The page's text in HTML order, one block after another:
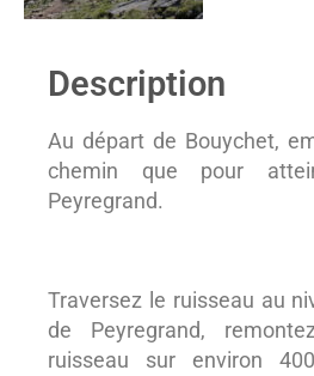
Description
Au départ de Bouychet,
chemin que pour
Peyregrand.
Traversez le ruisseau au
de Peyregrand,
ruisseau sur environ